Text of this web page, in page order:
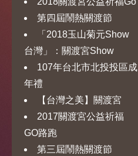
第四屆鬧熱關渡節
「2018玉山菊元Show
台灣」：關渡宮Show
107年台北市北投投區成
年禮
【台灣之美】關渡宮
2017關渡宮公益祈福
GO路跑
第三屆鬧熱關渡節